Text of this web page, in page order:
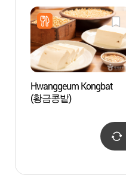
Hwanggeum Kongbat
(황금콩밭)